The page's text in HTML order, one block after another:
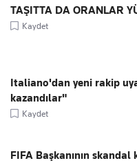
TAŞITTA DA ORANLAR
Kaydet
Italiano'dan yeni rakip
kazandılar"
Kaydet
FIFA Başkanının skandal